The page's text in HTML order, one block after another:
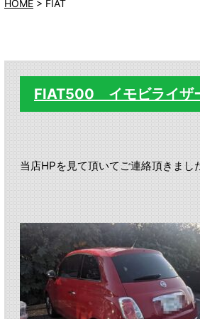
HOME > FIAT
FIAT500 イモビライ
当店HPを見て頂いてご連絡頂きまし